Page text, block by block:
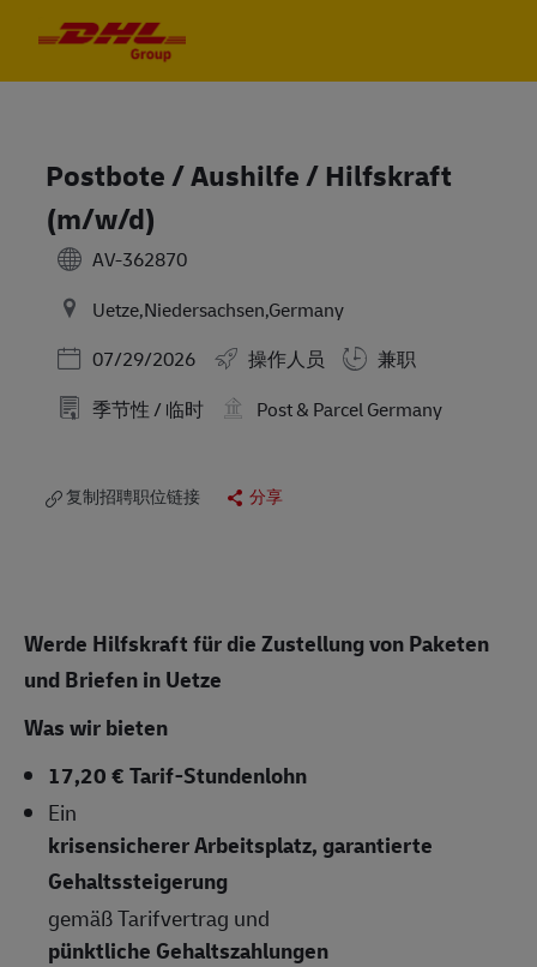
Postbote / Aushilfe / Hilfskraft
(m/w/d)
AV-362870
Uetze,Niedersachsen,Germany
Posted Date
07/29/2026 操作人员
兼职
季节性 / 临时
Post & Parcel Germany
复制招聘职位链接 分享
Werde Hilfskraft für die Zustellung von Paketen
und Briefen in Uetze
Was wir bieten
17,20 € Tarif-Stundenlohn
Ein
krisensicherer Arbeitsplatz, garantierte
Gehaltssteigerung
gemäß Tarifvertrag und
pünktliche Gehaltszahlungen